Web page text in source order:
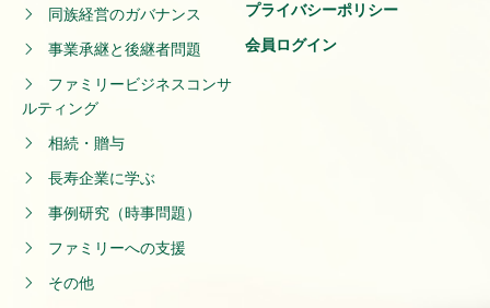
同族経営のガバナンス
事業承継と後継者問題
ファミリービジネスコンサ
ルティング
相続・贈与
長寿企業に学ぶ
事例研究（時事問題）
ファミリーへの支援
その他
プライバシーポリシー
会員ログイン